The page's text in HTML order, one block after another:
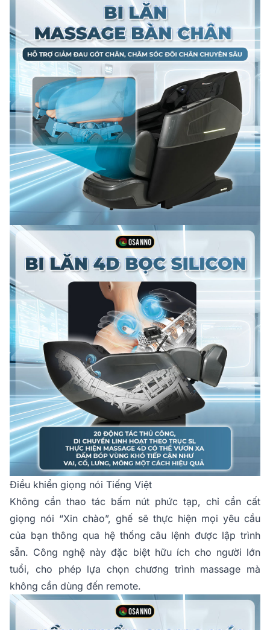
Điều khiển giọng nói Tiếng Việt
Không cần thao tác bấm nút phức tạp, chỉ cần cất
giọng nói “Xin chào”, ghế sẽ thực hiện mọi yêu cầu
của bạn thông qua hệ thống câu lệnh được lập trình
sẵn. Công nghệ này đặc biệt hữu ích cho người lớn
tuổi, cho phép lựa chọn chương trình massage mà
không cần dùng đến remote.